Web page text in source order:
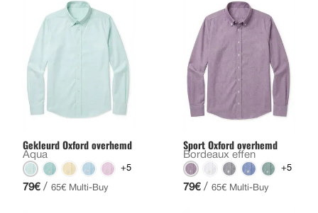
Gekleurd Oxford overhemd
Aqua
+5
79€ / 65€ Multi-Buy
Sport Oxford overhemd
Bordeaux effen
+5
79€ / 65€ Multi-Buy